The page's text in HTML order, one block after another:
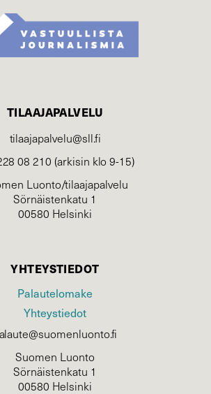
TILAAJAPALVELU
tilaajapalvelu@sll.fi
08 210 (arkisin klo 9-15)
Luonto/tilaajapalvelu
Sörnäistenkatu 1
00580 Helsinki
YHTEYSTIEDOT
Palautelomake
Yhteystiedot
Suomen Luonto
Sörnäistenkatu 1
00580 Helsinki